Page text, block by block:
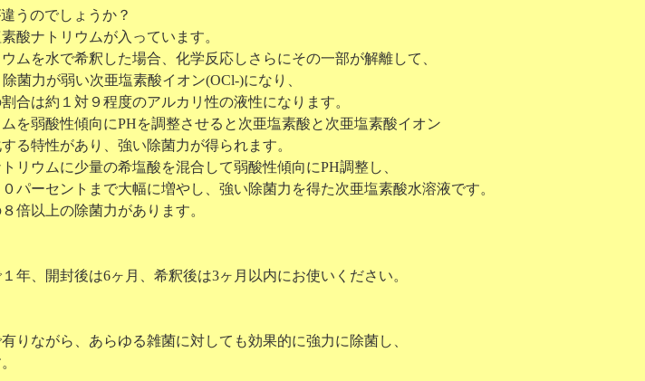
うのでしょうか？
酸ナトリウムが入っています。
を水で希釈した場合、化学反応しさらにその一部が解離して、
力が弱い次亜塩素酸イオン(OCl-)になり、
は約１対９程度のアルカリ性の液性になります。
弱酸性傾向にPHを調整させると次亜塩素酸と次亜塩素酸イオン
特性があり、強い除菌力が得られます。
ウムに少量の希塩酸を混合して弱酸性傾向にPH調整し、
ーセントまで大幅に増やし、強い除菌力を得た次亜塩素酸水溶液です。
以上の除菌力があります。
年、開封後は6ヶ月、希釈後は3ヶ月以内にお使いください。
りながら、あらゆる雑菌に対しても効果的に強力に除菌し、